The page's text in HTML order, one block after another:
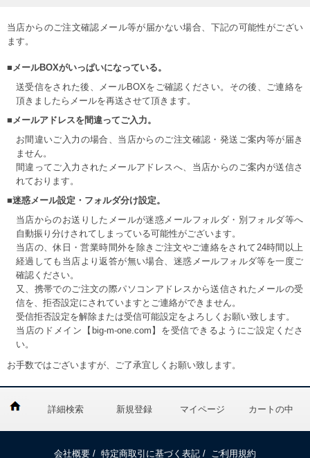
当店からのご注文確認メール等が届かない場合、下記の可能性がござい
ます。
■メールBOXがいっぱいになっている。
送受信をされた後、メールBOXをご確認ください。その後、ご連絡を
頂きましたらメールを再送させて頂きます。
■メールアドレスを間違ってご入力。
お間違いご入力の場合、当店からのご注文確認・発送ご案内等が届き
ません。
間違ってご入力されたメールアドレスへ、当店からのご案内が送信さ
れております。
■迷惑メール設定・フォルダ分け設定。
当店からのお送りしたメールが迷惑メールフォルダ・別フォルダ等へ
自動振り分けされてしまっている可能性がございます。
当店の、休日・営業時間外を除きご注文やご連絡をされて24時間以上
経過しても当店より返答が無い場合、迷惑メールフォルダ等を一度ご
確認ください。
又、携帯でのご注文の際パソコンアドレスから送信されたメールの受
信を、拒否設定にされていますとご連絡ができません。
受信拒否設定を解除または受信可能設定をよろしくお願い致します。
当店のドメイン【big-m-one.com】を受信できるようにご設定くださ
い。
お手数ではございますが、ご了承宜しくお願い致します。
詳細検索 新規登録 マイページ カートの中
会社概要 / 特定商取引に基づく表記 / ご利用規約